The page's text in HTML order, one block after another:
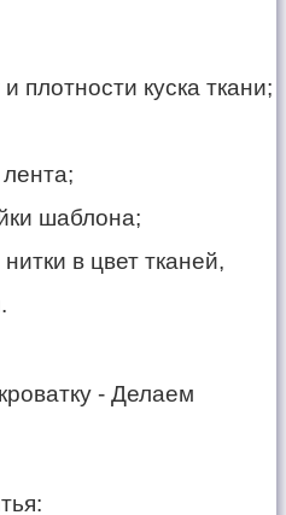
плотности куска ткани;
шаблона;
в цвет тканей,